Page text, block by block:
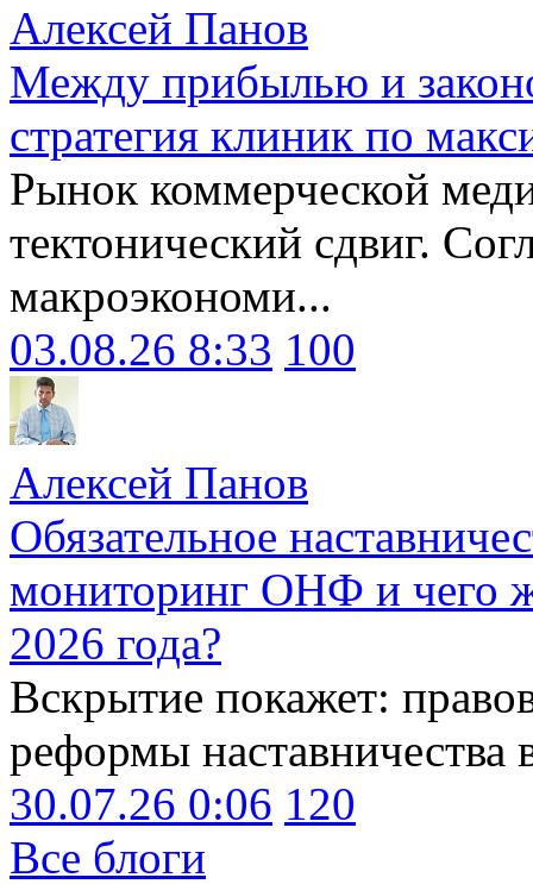
Алексей Панов
Между прибылью и
стратегия клиник по
Рынок коммерческой
тектонический сдвиг.
макроэкономи...
03.08.26 8:33 100
Алексей Панов
Обязательное
мониторинг ОНФ и чего
2026 года?
Вскрытие покажет:
реформы наставничества
30.07.26 0:06 120
Все блоги